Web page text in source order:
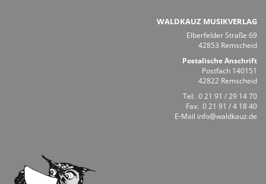
WALDKAUZ MUSIKVERLAG
Elberfelder Straße 69
42853 Remscheid
Postalische Anschrift
Postfach 140151
42822 Remscheid
Tel: 0 21 91 / 29 14 70
Fax: 0 21 91 / 4 18 40
E-Mail info@waldkauz.de